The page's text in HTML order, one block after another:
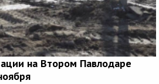
на Втором Павлодаре